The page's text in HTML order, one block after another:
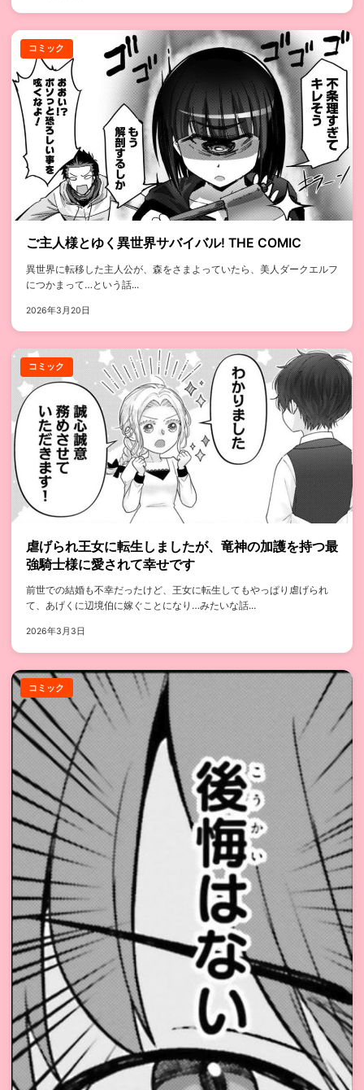
コミック
ご主人様とゆく異世界サバイバル! THE COMIC
異世界に転移した主人公が、森をさまよっていたら、美人ダークエルフ
につかまって…という話...
2026年3月20日
コミック
虐げられ王女に転生しましたが、竜神の加護を持つ最
強騎士様に愛されて幸せです
前世での結婚も不幸だったけど、王女に転生してもやっぱり虐げられ
て、あげくに辺境伯に嫁ぐことになり…みたいな話...
2026年3月3日
コミック